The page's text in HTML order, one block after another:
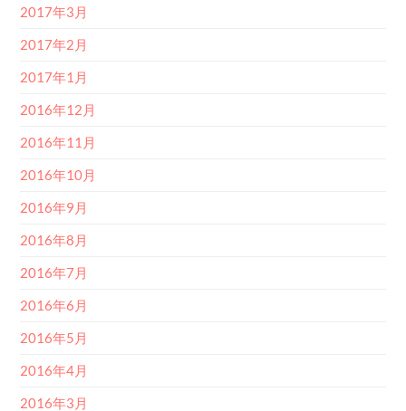
2017年3月
2017年2月
2017年1月
2016年12月
2016年11月
2016年10月
2016年9月
2016年8月
2016年7月
2016年6月
2016年5月
2016年4月
2016年3月